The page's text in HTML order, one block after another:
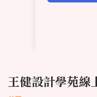
王健設計學苑線